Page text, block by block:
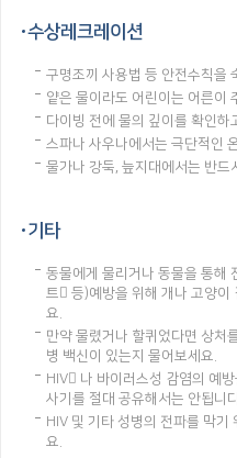
수상레크레이션
구명조끼 사용법 등 안전수칙을
얕은 물이라도 어린이는 어른이
다이빙 전에 물의 깊이를 확인하
스파나 사우나에서는 극단적인
물가나 강둑, 늪지대에서는 반드
기타
동물에게 물리거나 동물을 통해
트 등)예방을 위해 개나 고양이
요.
만약 물렸거나 할퀴었다면 상처
병 백신이 있는지 물어보세요.
HIV 나 바이러스성 감염의 예
사기를 절대 공유해서는 안됩니
HIV 및 기타 성병의 전파를 막기
요.